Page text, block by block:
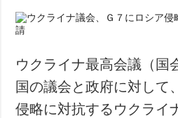
政治
防衛
社会・文化
スポーツ
ウクライナ最高会議（国
国の議会と政府に対して
侵略に対抗するウクライ